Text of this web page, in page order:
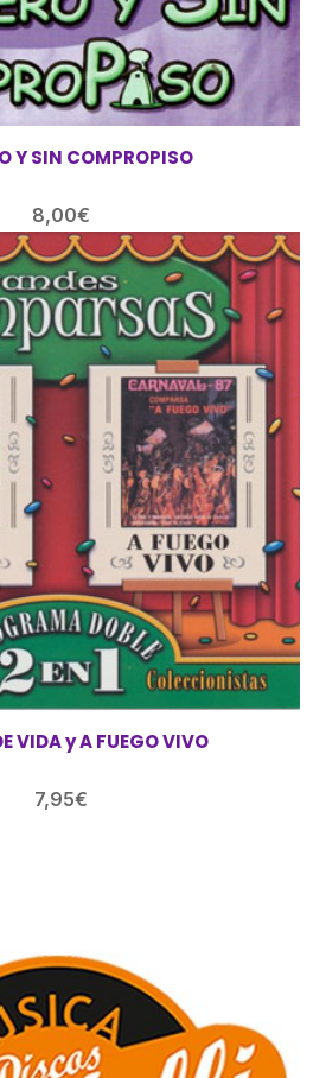
Y SIN COMPROPISO
8,00€
VIDA y A FUEGO VIVO
7,95€